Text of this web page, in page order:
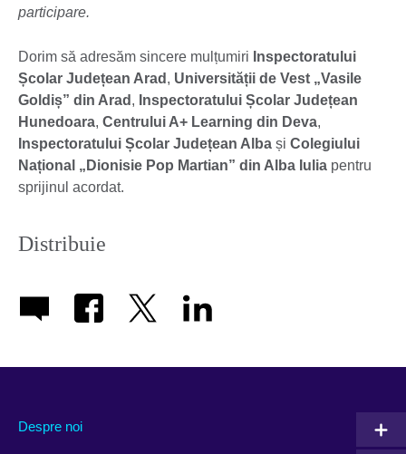
participare.
Dorim să adresăm sincere mulțumiri Inspectoratului
Școlar Județean Arad , Universității de Vest „Vasile
Goldiș” din Arad , Inspectoratului Școlar Județean
Hunedoara, Centrului A+ Learning din Deva,
Inspectoratului Școlar Județean Alba și Colegiului
Național „Dionisie Pop Martian” din Alba Iulia pentru
sprijinul acordat.
Distribuie
Despre noi